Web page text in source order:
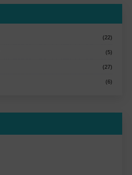
(22)
(5)
(27)
(6)